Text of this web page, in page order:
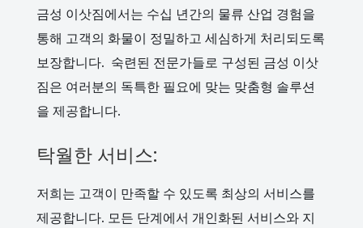
금성 이삿짐에서는 수십 년간의 물류 산업 경험을
통해 고객의 화물이 정밀하고 세심하게 처리되도록
보장합니다. 숙련된 전문가들로 구성된 금성 이삿
짐은 여러분의 독특한 필요에 맞는 맞춤형 솔루션
을 제공합니다.
탁월한 서비스:
저희는 고객이 만족할 수 있도록 최상의 서비스를
제공합니다. 모든 단계에서 개인화된 서비스와 지